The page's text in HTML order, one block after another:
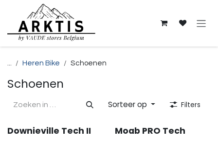
Overslaan naar inhoud
... Heren Bike Schoenen
Schoenen
Sorteer op Filters
Downieville Tech II Moab PRO Tech